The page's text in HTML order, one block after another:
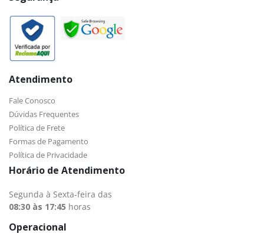
Atendimento
Fale Conosco
Dúvidas Frequentes
Política de Frete
Formas de Pagamento
Política de Privacidade
Horário de Atendimento
Segunda à Sexta-feira das
08:30 às 17:45 horas
Operacional